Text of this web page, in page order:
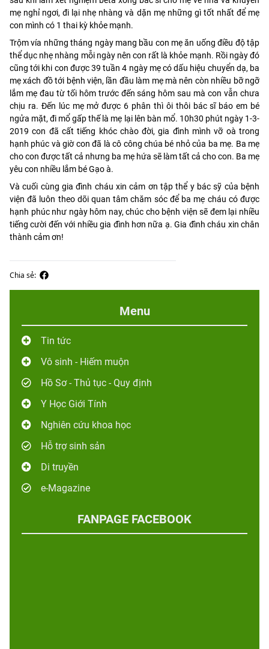
mẹ nghỉ ngơi, đi lại nhẹ nhàng và dặn mẹ những gì tốt nhất để mẹ
con mình có 1 thai kỳ khỏe mạnh.
Trộm vía những tháng ngày mang bầu con mẹ ăn uống điều độ tập
thể dục nhẹ nhàng mỗi ngày nên con rất là khỏe mạnh. Rồi ngày đó
cũng tới khi con được 39 tuần 4 ngày mẹ có dấu hiệu chuyển dạ, ba
mẹ xách đồ tới bệnh viện, lần đầu làm mẹ mà nên còn nhiều bỡ ngỡ
lắm mẹ đau từ tối hôm trước đến sáng hôm sau mà con vẫn chưa
chịu ra. Đến lúc mẹ mở được 6 phân thì ôi thôi bác sĩ báo em bé
ngửa mặt, đi mổ gấp thế là mẹ lại lên bàn mổ. 10h30 phút ngày 1-3-
2019 con đã cất tiếng khóc chào đời, gia đình mình vỡ oà trong
hạnh phúc và giờ con đã là cô công chúa bé nhỏ của ba mẹ. Ba mẹ
cho con được tất cả nhưng ba mẹ hứa sẽ làm tất cả cho con. Ba mẹ
yêu con nhiều lắm bé Gạo à.
Và cuối cùng gia đình cháu xin cảm ơn tập thể y bác sỹ của bệnh
viện đã luôn theo dõi quan tâm chăm sóc để ba mẹ cháu có được
hạnh phúc như ngày hôm nay, chúc cho bệnh viện sẽ đem lại nhiều
tiếng cười đến với nhiều gia đình hơn nữa ạ. Gia đình cháu xin chân
thành cảm ơn!
Chia sẻ:
Menu
Tin tức
Vô sinh - Hiếm muộn
Hồ Sơ - Thủ tục - Quy định
Y Học Giới Tính
Nghiên cứu khoa học
Hỗ trợ sinh sản
Di truyền
e-Magazine
FANPAGE FACEBOOK